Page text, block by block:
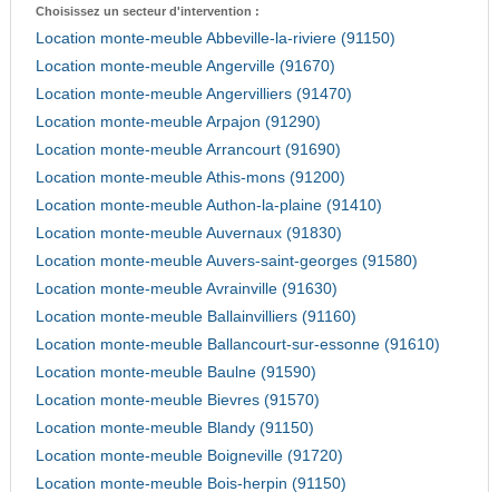
Choisissez un secteur d'intervention :
Location monte-meuble Abbeville-la-riviere (91150)
Location monte-meuble Angerville (91670)
Location monte-meuble Angervilliers (91470)
Location monte-meuble Arpajon (91290)
Location monte-meuble Arrancourt (91690)
Location monte-meuble Athis-mons (91200)
Location monte-meuble Authon-la-plaine (91410)
Location monte-meuble Auvernaux (91830)
Location monte-meuble Auvers-saint-georges (91580)
Location monte-meuble Avrainville (91630)
Location monte-meuble Ballainvilliers (91160)
Location monte-meuble Ballancourt-sur-essonne (91610)
Location monte-meuble Baulne (91590)
Location monte-meuble Bievres (91570)
Location monte-meuble Blandy (91150)
Location monte-meuble Boigneville (91720)
Location monte-meuble Bois-herpin (91150)